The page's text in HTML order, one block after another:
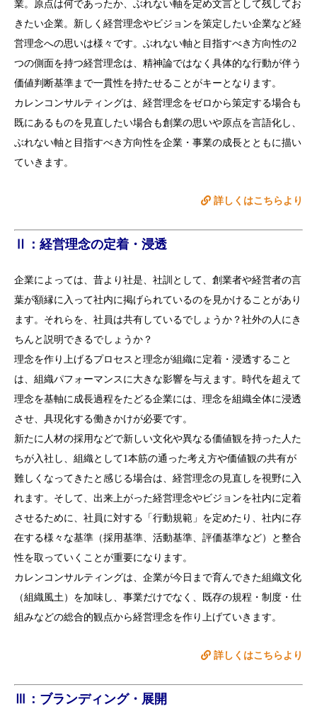
業。原点は何であったか、ぶれない軸を定め文言として残してお
きたい企業。新しく経営理念やビジョンを策定したい企業など経
営理念への思いは様々です。ぶれない軸と目指すべき方向性の2
つの側面を持つ経営理念は、精神論ではなく具体的な行動が伴う
価値判断基準まで一貫性を持たせることがキーとなります。
カレンコンサルティングは、経営理念をゼロから策定する場合も
既にあるものを見直したい場合も創業の思いや原点を言語化し、
ぶれない軸と目指すべき方向性を企業・事業の成長とともに描い
ていきます。
詳しくはこちらより
Ⅱ：経営理念の定着・浸透
企業によっては、昔より社是、社訓として、創業者や経営者の言
葉が額縁に入って社内に掲げられているのを見かけることがあり
ます。それらを、社員は共有しているでしょうか？社外の人にき
ちんと説明できるでしょうか？
理念を作り上げるプロセスと理念が組織に定着・浸透すること
は、組織パフォーマンスに大きな影響を与えます。時代を超えて
理念を基軸に成長過程をたどる企業には、理念を組織全体に浸透
させ、具現化する働きかけが必要です。
新たに人材の採用などで新しい文化や異なる価値観を持った人た
ちが入社し、組織として1本筋の通った考え方や価値観の共有が
難しくなってきたと感じる場合は、経営理念の見直しを視野に入
れます。そして、出来上がった経営理念やビジョンを社内に定着
させるために、社員に対する「行動規範」を定めたり、社内に存
在する様々な基準（採用基準、活動基準、評価基準など）と整合
性を取っていくことが重要になります。
カレンコンサルティングは、企業が今日まで育んできた組織文化
（組織風土）を加味し、事業だけでなく、既存の規程・制度・仕
組みなどの総合的観点から経営理念を作り上げていきます。
詳しくはこちらより
Ⅲ：ブランディング・展開